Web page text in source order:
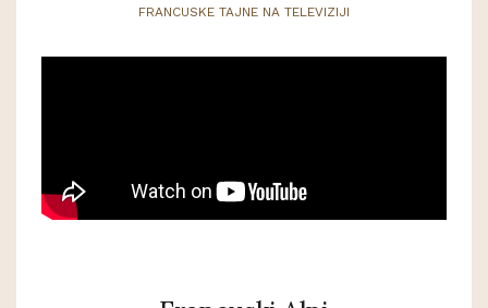
FRANCUSKE TAJNE NA TELEVIZIJI